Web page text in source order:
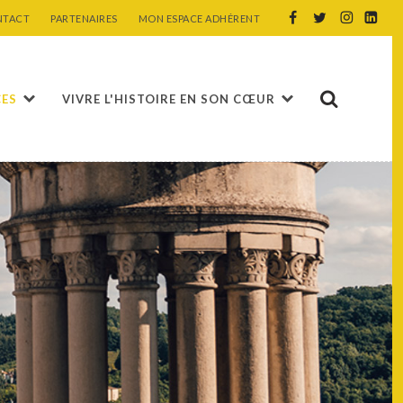
PARTENAIRES MON ESPACE ADHÉRENT
VIVRE L'HISTOIRE EN SON CŒUR